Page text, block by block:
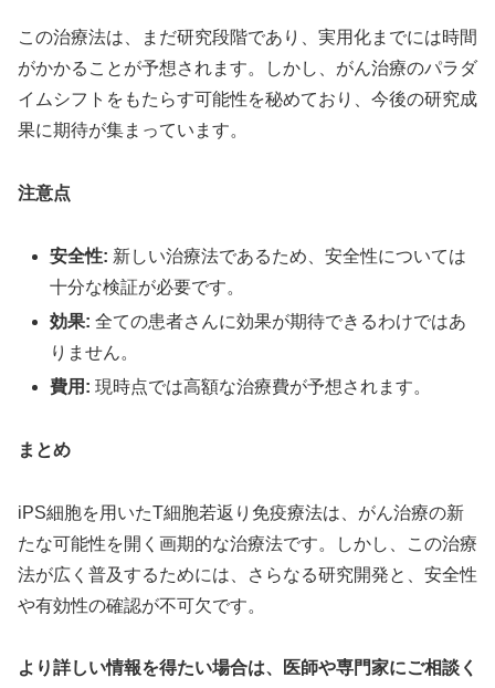
この治療法は、まだ研究段階であり、実用化までには時間
がかかることが予想されます。しかし、がん治療のパラダ
イムシフトをもたらす可能性を秘めており、今後の研究成
果に期待が集まっています。
注意点
安全性: 新しい治療法であるため、安全性については
十分な検証が必要です。
効果: 全ての患者さんに効果が期待できるわけではあ
りません。
費用: 現時点では高額な治療費が予想されます。
まとめ
iPS細胞を用いたT細胞若返り免疫療法は、がん治療の新
たな可能性を開く画期的な治療法です。しかし、この治療
法が広く普及するためには、さらなる研究開発と、安全性
や有効性の確認が不可欠です。
より詳しい情報を得たい場合は、医師や専門家にご相談く